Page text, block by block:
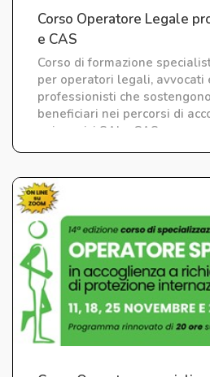
Corso Operatore Legale
e CAS
Corso di formazione
per operatori legali, avvocati
professionisti che
beneficiari nei percorsi di
nei servizi SAI e CAS.